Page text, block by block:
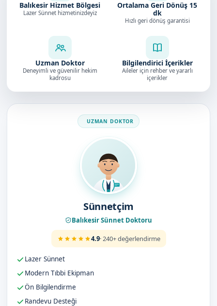
Balıkesir Hizmet Bölgesi
Lazer Sünnet hizmetinizdeyiz
Ortalama Geri Dönüş 15
dk
Hızlı geri dönüş garantisi
Uzman Doktor
Deneyimli ve güvenilir hekim
kadrosu
Bilgilendirici İçerikler
Aileler için rehber ve yararlı
içerikler
Doktorumuz
Sünnetçim
Balıkesir Sünnet Doktoru
4.9· 240+ değerlendirme
Lazer Sünnet
Modern Tıbbi Ekipman
Ön Bilgilendirme
Randevu Desteği